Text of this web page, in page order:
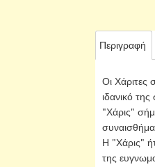
Περιγραφή
Οι Χάριτες
ιδανικό
"Χάρις"
Η "Χάρις"
της